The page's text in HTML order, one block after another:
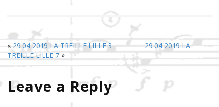
« 29 04 2019 LA TREILLE LILLE 3
29 04 2019 LA
TREILLE LILLE 7 »
Leave a Reply